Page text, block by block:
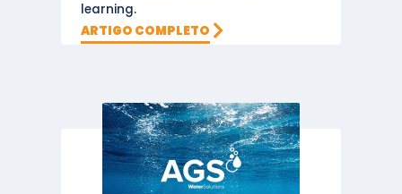
learning.
ARTIGO COMPLETO